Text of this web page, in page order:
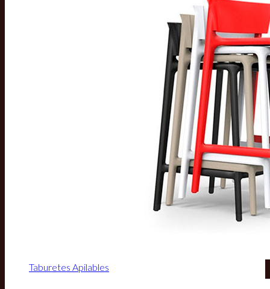
Taburetes Apilables